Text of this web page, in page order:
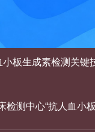
板生成素检测关键